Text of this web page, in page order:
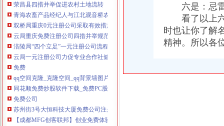
青海农畜产品经纪人与江北观音桥农贸市重庆免费注册公司场经纪人成功实现
双桥局重庆0元注册公司采取有效措施认真贯彻十七届三中全会精
云局重庆免费注册公司四措并举规范农村经纪人监管工作
涪陵局“四个立足”一元注册公司流程助推内陆开放型经济发展
云局一元注册公司力促专业合作社健康发展深受农民欢迎
免费
qq空间克隆_克隆空间_qq背景墙图片大全_qq克隆空间免费下载
同花顺免费炒股软件下载_免费PC股票软件排行榜_同花顺下载中心
免费公司
苏州街3号大恒科技大厦免费公司注册【今日推荐网-北京工商/税务/财
【成都MFG创客联邦】创业免费体验季/免费公司注册
免费注册
六是：忌雷
看了以上六
时也让你了解
精神。所以各